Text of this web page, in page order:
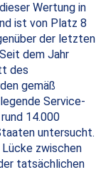
Wertung in
ist von Platz 8
der letzten
dem Jahr
des
gemäß
Service-
14.000
untersucht.
zwischen
tatsächlichen